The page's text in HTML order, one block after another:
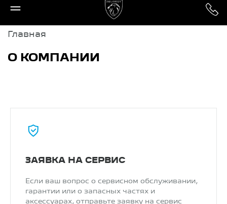
Главная
О КОМПАНИИ
ЗАЯВКА НА СЕРВИС
Если ваш вопрос о сервисном обслуживании,
гарантии или о запасных частях и
аксессуарах, отправьте заявку на сервис